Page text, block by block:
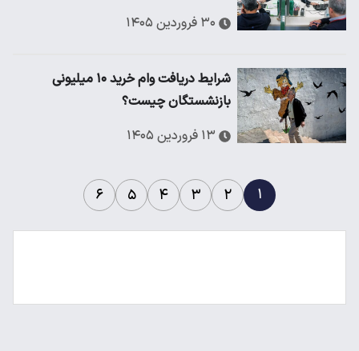
۳۰ فروردین ۱۴۰۵
شرایط دریافت وام خرید ۱۰ میلیونی
بازنشستگان چیست؟
۱۳ فروردین ۱۴۰۵
۱ ۲ ۳ ۴ ۵ ۶